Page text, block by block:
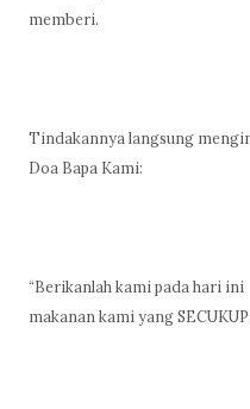
memberi.
Tindakannya langsung
Doa Bapa Kami:
“Berikanlah kami pada hari ini
makanan kami yang